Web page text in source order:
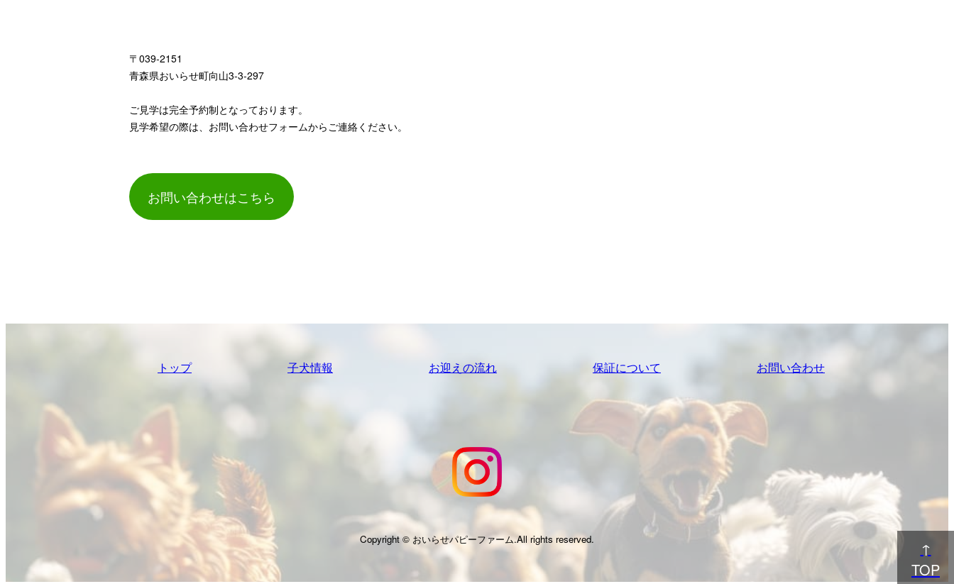
↑
TOP
〒039-2151
青森県おいらせ町向山3-3-297
ご見学は完全予約制となっております。
見学希望の際は、お問い合わせフォームからご連絡ください。
お問い合わせはこちら
トップ 子犬情報 お迎えの流れ 保証について お問い合わせ
Copyright © おいらせパピーファーム.All rights reserved.